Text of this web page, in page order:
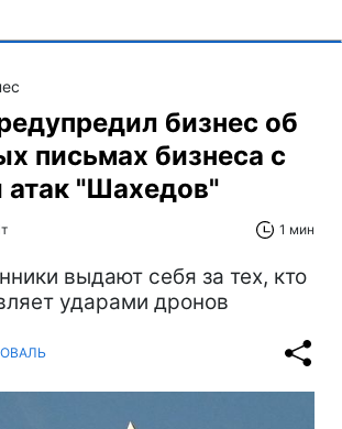
бизнес об
письмах бизнеса с
атак "Шахедов"
1 мин
выдают себя за тех, кто
ударами дронов